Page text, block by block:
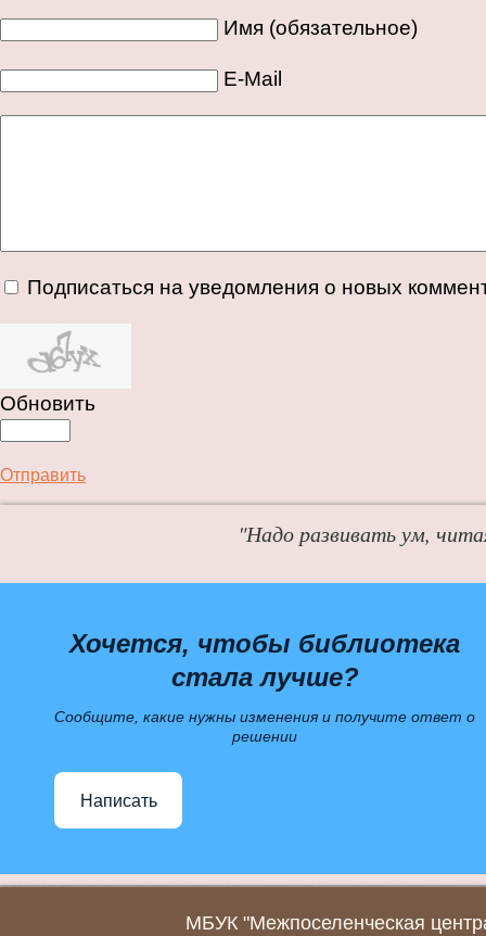
Имя (обязательное)
E-Mail
Подписаться на уведомления о новых
Обновить
Отправить
"Надо развивать ум,
Хочется, чтобы библиотека
стала лучше?
Сообщите, какие нужны изменения и получите ответ о
решении
Написать
МБУК "Межпоселенческая